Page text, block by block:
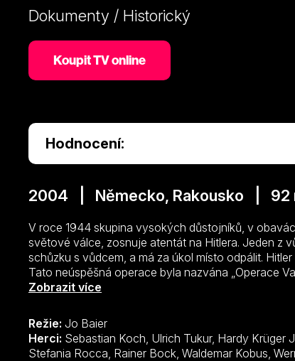
Dokumenty / Historický
Koupit TV online
Hodnocení:
2004 | Německo, Rakousko | 92
V roce 1944 skupina vysokých důstojníků, v
světové válce, zosnuje atentát na Hitlera. Jeden z
schůzku s vůdcem, a má za úkol místo odpálit.
Tato neúspěšná operace byla nazvána „Operace
událost popisuje.
Zobrazit více
Režie: Jo Baier
Herci:
Stefania Rocca,